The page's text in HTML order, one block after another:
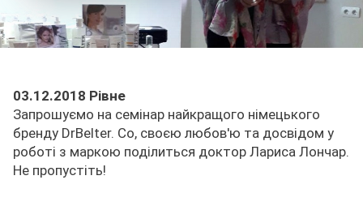
03.12.2018 Рівне
Запрошуємо на семінар найкращого німецького
бренду DrBelter. Co, своєю любов'ю та досвідом у
роботі з маркою поділиться доктор Лариса Лончар.
Не пропустіть!